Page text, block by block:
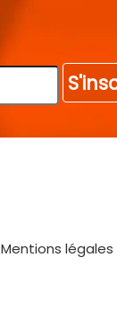
Mentions légales